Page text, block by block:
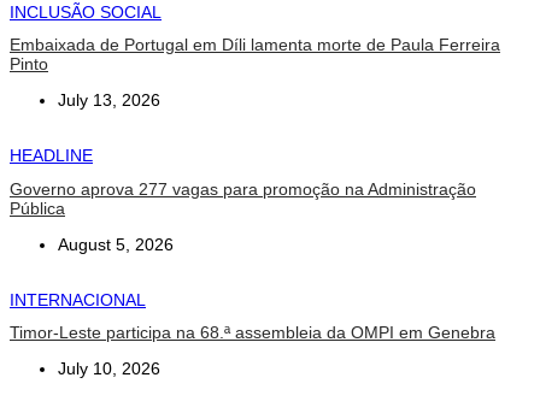
INCLUSÃO SOCIAL
Embaixada de Portugal em Díli lamenta morte de Paula Ferreira
Pinto
July 13, 2026
HEADLINE
Governo aprova 277 vagas para promoção na Administração
Pública
August 5, 2026
INTERNACIONAL
Timor-Leste participa na 68.ª assembleia da OMPI em Genebra
July 10, 2026